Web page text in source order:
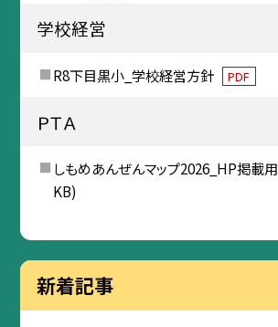
学校経営
R8下目黒小_学校経営方針 PDF
ＰＴＡ
しもめあんぜんマップ2026_HP掲載用
KB)
新着記事